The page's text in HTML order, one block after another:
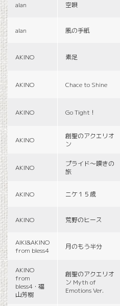
alan 空唄
alan 風の手紙
AKINO 素足
AKINO Chace to Shine
AKINO Go Tight！
AKINO
創聖のアクエリオ
ン
AKINO
プライド〜嘆きの
旅
AKINO ニケ１５歳
AKINO 荒野のヒース
AIKI&AKINO
from bless4
月のもう半分
AKINO
from
bless4・福
山芳樹
創聖のアクエリオ
ン Myth of
Emotions Ver.